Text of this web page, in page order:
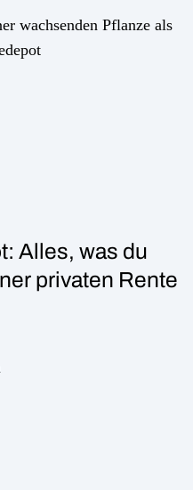
Alles, was du
privaten Rente